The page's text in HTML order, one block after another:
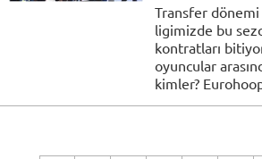
Transfer dönemi
ligimizde bu
kontratları
oyuncular
kimler?